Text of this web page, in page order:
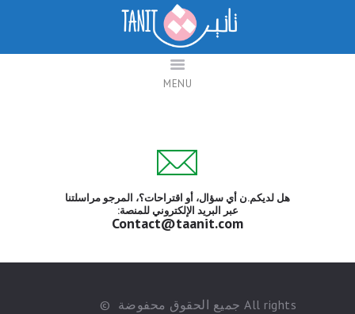
MENU
تانيت
منصة بحوث نسوية من أجل التغيير
تواصلو معانا
هل لديكم.ن أي سؤال، أو اقتراحات؟، المرجو مراسلتنا
عبر البريد الإلكتروني للمنصة:
Contact@taanit.com
© جميع الحقوق محفوضة All rights